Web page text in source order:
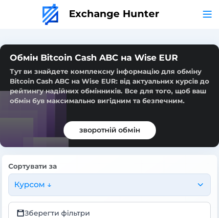
Exchange Hunter
Обмін Bitcoin Cash ABC на Wise EUR
Тут ви знайдете комплексну інформацію для обміну
Bitcoin Cash ABC на Wise EUR: від актуальних курсів до
рейтингу надійних обмінників. Все для того, щоб ваш
обмін був максимально вигідним та безпечним.
зворотній обмін
Сортувати за
Курсом ↓
Зберегти фільтри